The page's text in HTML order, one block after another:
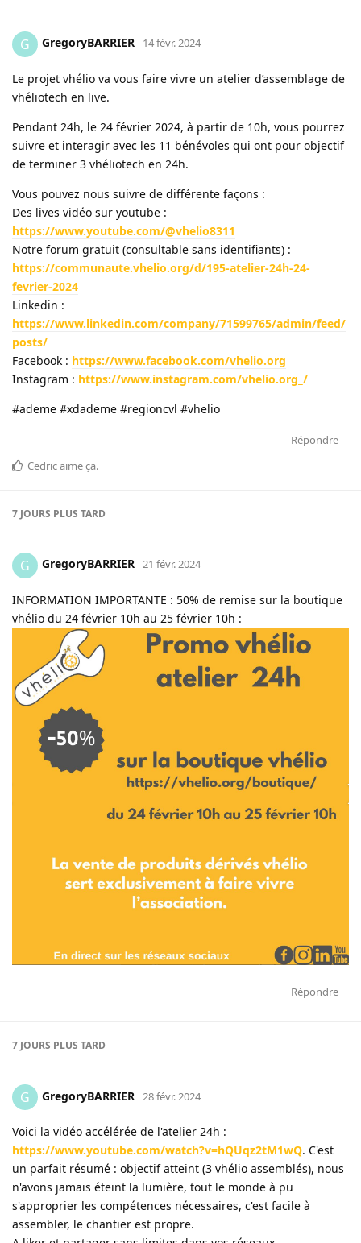
G GregoryBARRIER 14 févr. 2024
Le projet vhélio va vous faire vivre un atelier d’assemblage de
vhéliotech en live.
Pendant 24h, le 24 février 2024, à partir de 10h, vous pourrez
suivre et interagir avec les 11 bénévoles qui ont pour objectif
de terminer 3 vhéliotech en 24h.
Vous pouvez nous suivre de différente façons :
Des lives vidéo sur youtube :
https://www.youtube.com/@vhelio8311
Notre forum gratuit (consultable sans identifiants) :
https://communaute.vhelio.org/d/195-atelier-24h-24-
fevrier-2024
Linkedin :
https://www.linkedin.com/company/71599765/admin/feed/
posts/
Facebook : https://www.facebook.com/vhelio.org
Instagram : https://www.instagram.com/vhelio.org_/
#ademe #xdademe #regioncvl #vhelio
Répondre
Cedricaime ça.
7 JOURS PLUS TARD
G GregoryBARRIER 21 févr. 2024
INFORMATION IMPORTANTE : 50% de remise sur la boutique
vhélio du 24 février 10h au 25 février 10h :
Répondre
7 JOURS PLUS TARD
G GregoryBARRIER 28 févr. 2024
Voici la vidéo accélérée de l'atelier 24h :
https://www.youtube.com/watch?v=hQUqz2tM1wQ. C'est
un parfait résumé : objectif atteint (3 vhélio assemblés), nous
n'avons jamais éteint la lumière, tout le monde à pu
s'approprier les compétences nécessaires, c'est facile à
assembler, le chantier est propre.